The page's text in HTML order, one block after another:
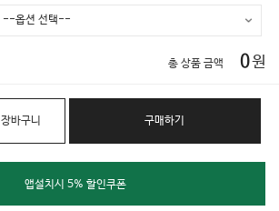
총 상품 금액 0원
장바구니 구매하기